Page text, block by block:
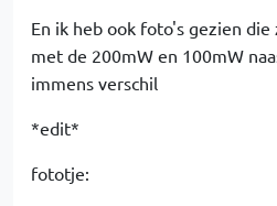
En ik heb ook foto's gezien
met de 200mW en 100mW
immens verschil
*edit*
fototje: